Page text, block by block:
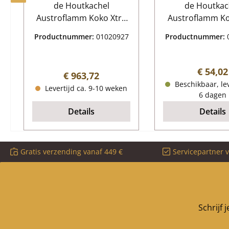
de Houtkachel
Austroflamm Koko Xtra
Glasruit Kerngegevens:
gebogen hittebestendig
met logo
Productnummer: 01020927
Normale prijs:
€ 963,72
Levertijd ca. 9-10 weken
Details
de
Austroflamm
Asrooster
Afmetingen (B/
mm x 200 mm
Materiaal
Productnummer:
€ 54,02
Beschikbaar,
6 dagen
Details
Gratis verzending vanaf 449 € Servicepartner
Schrijf